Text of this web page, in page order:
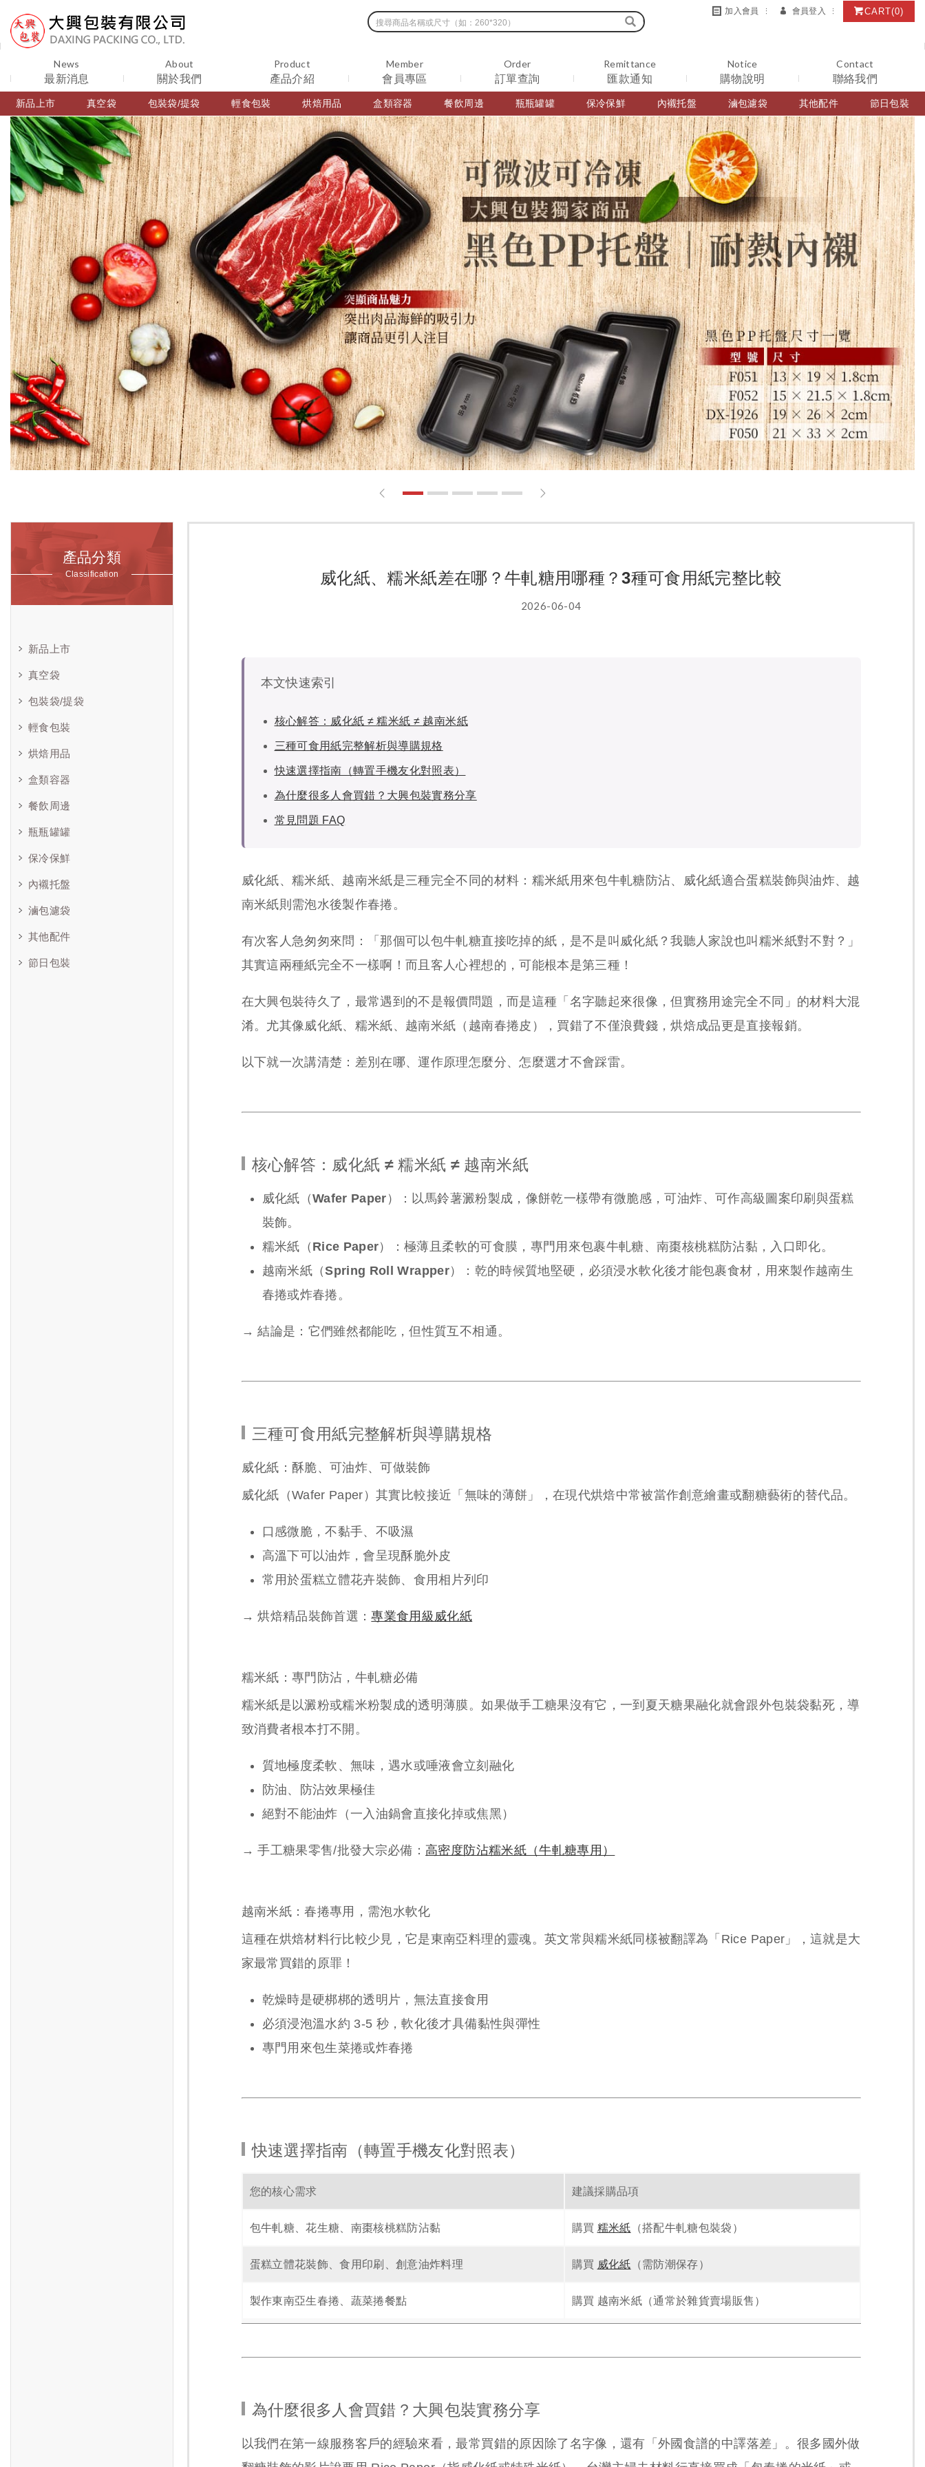
加入會員 會員登入 CART(0)
News
最新消息
About
關於我們
Product
產品介紹
新品上市 真空袋 包裝袋/提袋 輕食包裝 烘焙用品 盒類容器 餐飲周邊 瓶瓶罐罐 保冷保鮮 內襯托盤 滷包濾袋 其他配件 節日包裝
Member
會員專區
Order
訂單查詢
Remittance
匯款通知
Notice
購物說明
Contact
聯絡我們
1 2 3 4 5
產品分類
Classification
新品上市
真空袋
包裝袋/提袋
輕食包裝
烘焙用品
盒類容器
餐飲周邊
瓶瓶罐罐
保冷保鮮
內襯托盤
滷包濾袋
其他配件
節日包裝
威化紙、糯米紙差在哪？牛軋糖用哪種？3種可食用紙完整比較
2026-06-04
本文快速索引
核心解答：威化紙 ≠ 糯米紙 ≠ 越南米紙
三種可食用紙完整解析與導購規格
快速選擇指南（轉置手機友化對照表）
為什麼很多人會買錯？大興包裝實務分享
常見問題 FAQ
威化紙、糯米紙、越南米紙是三種完全不同的材料：糯米紙用來包牛軋糖防沾、威化紙適合蛋糕裝飾與油炸、越
南米紙則需泡水後製作春捲。
有次客人急匆匆來問：「那個可以包牛軋糖直接吃掉的紙，是不是叫威化紙？我聽人家說也叫糯米紙對不對？」
其實這兩種紙完全不一樣啊！而且客人心裡想的，可能根本是第三種！
在大興包裝待久了，最常遇到的不是報價問題，而是這種「名字聽起來很像，但實務用途完全不同」的材料大混
淆。尤其像威化紙、糯米紙、越南米紙（越南春捲皮），買錯了不僅浪費錢，烘焙成品更是直接報銷。
以下就一次講清楚：差別在哪、運作原理怎麼分、怎麼選才不會踩雷。
核心解答：威化紙 ≠ 糯米紙 ≠ 越南米紙
威化紙（Wafer Paper）： 以馬鈴薯澱粉製成，像餅乾一樣帶有微脆感，可油炸、可作高級圖案印刷與蛋糕
裝飾。
糯米紙（Rice Paper）：極薄且柔軟的可食膜，專門用來包裹牛軋糖、南棗核桃糕防沾黏，入口即化。
越南米紙（Spring Roll Wrapper）： 乾的時候質地堅硬，必須浸水軟化後才能包裹食材，用來製作越南生
春捲或炸春捲。
→ 結論是： 它們雖然都能吃，但性質互不相通。
三種可食用紙完整解析與導購規格
威化紙：酥脆、可油炸、可做裝飾
威化紙（Wafer Paper）其實比較接近「無味的薄餅」，在現代烘焙中常被當作創意繪畫或翻糖藝術的替代品。
口感微脆，不黏手、不吸濕
高溫下可以油炸，會呈現酥脆外皮
常用於蛋糕立體花卉裝飾、食用相片列印
→ 烘焙精品裝飾首選：專業食用級威化紙
糯米紙：專門防沾，牛軋糖必備
糯米紙是以澱粉或糯米粉製成的透明薄膜。如果做手工糖果沒有它，一到夏天糖果融化就會跟外包裝袋黏死，導
致消費者根本打不開。
質地極度柔軟、無味，遇水或唾液會立刻融化
防油、防沾效果極佳
絕對不能油炸 （一入油鍋會直接化掉或焦黑）
→ 手工糖果零售/批發大宗必備： 高密度防沾糯米紙（牛軋糖專用）
越南米紙：春捲專用，需泡水軟化
這種在烘焙材料行比較少見，它是東南亞料理的靈魂。英文常與糯米紙同樣被翻譯為「Rice Paper」，這就是大
家最常買錯的原罪！
乾燥時是硬梆梆的透明片，無法直接食用
必須浸泡溫水約 3-5 秒，軟化後才具備黏性與彈性
專門用來包生菜捲或炸春捲
快速選擇指南（轉置手機友化對照表）
您的核心需求 建議採購品項
包牛軋糖、花生糖、南棗核桃糕防沾黏 購買 糯米紙 （搭配牛軋糖包裝袋）
蛋糕立體花裝飾、食用印刷、創意油炸料理 購買 威化紙 （需防潮保存）
製作東南亞生春捲、蔬菜捲餐點 購買 越南米紙（通常於雜貨賣場販售）
為什麼很多人會買錯？大興包裝實務分享
以我們在第一線服務客戶的經驗來看，最常買錯的原因除了名字像，還有 「外國食譜的中譯落差」
。很多國外做